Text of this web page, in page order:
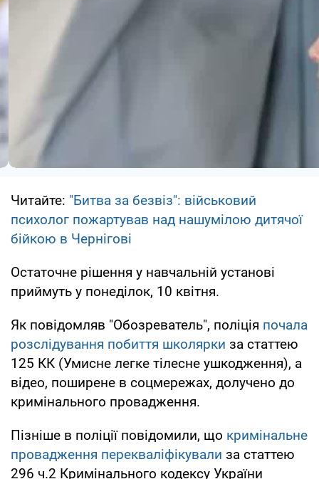
Читайте: "Битва за безвіз": військовий
психолог пожартував над нашумілою дитячої
бійкою в Чернігові
Остаточне рішення у навчальній установі
приймуть у понеділок, 10 квітня.
Як повідомляв "Обозреватель", поліція почала
розслідування побиття школярки за статтею
125 КК (Умисне легке тілесне ушкодження), а
відео, поширене в соцмережах, долучено до
кримінального провадження.
Пізніше в поліції повідомили, що кримінальне
провадження перекваліфікували за статтею
296 ч.2 Кримінального кодексу України